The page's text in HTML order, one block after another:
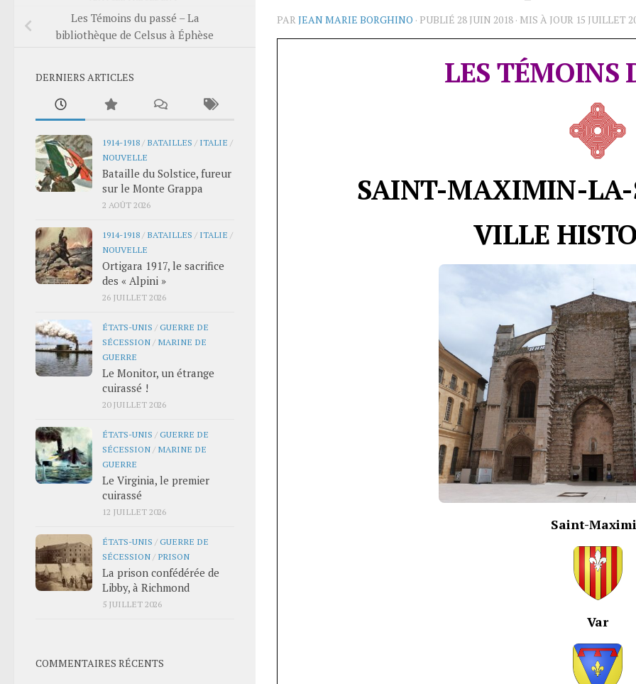
PAR JEAN MARIE BORGHINO · PUBLIÉ 28 JUIN 2018 · MIS À JOUR 15 JUILLET
LES TÉMOINS
SAINT-MAXIMIN-
VILLE
Saint-
Var
Les Témoins du passé – La
bibliothèque de Celsus à Éphèse
DERNIERS ARTICLES
1914-1918 / BATAILLES / ITALIE /
NOUVELLE
Bataille du Solstice, fureur
sur le Monte Grappa
2 AOÛT 2026
1914-1918 / BATAILLES / ITALIE /
NOUVELLE
Ortigara 1917, le sacrifice
des « Alpini »
26 JUILLET 2026
ÉTATS-UNIS /GUERRE DE
SÉCESSION / MARINE DE
GUERRE
Le Monitor, un étrange
cuirassé !
20 JUILLET 2026
ÉTATS-UNIS /GUERRE DE
SÉCESSION / MARINE DE
GUERRE
Le Virginia, le premier
cuirassé
12 JUILLET 2026
ÉTATS-UNIS /GUERRE DE
SÉCESSION / PRISON
La prison confédérée de
Libby, à Richmond
5 JUILLET 2026
COMMENTAIRES RÉCENTS